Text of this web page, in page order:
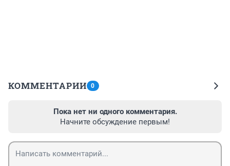
КОММЕНТАРИИ 0
Пока нет ни одного комментария.
Начните обсуждение первым!